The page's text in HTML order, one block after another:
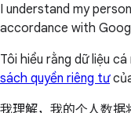
I understand my
accordance with
Tôi hiểu rằng dữ liệu
sách quyền riêng tư
我理解，我的个人数据